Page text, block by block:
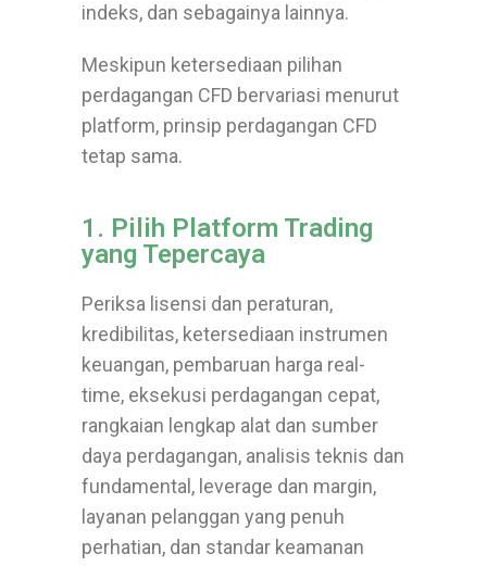
indeks, dan sebagainya lainnya.
Meskipun ketersediaan pilihan
perdagangan CFD bervariasi menurut
platform, prinsip perdagangan CFD
tetap sama.
1. Pilih Platform Trading
yang Tepercaya
Periksa lisensi dan peraturan,
kredibilitas, ketersediaan instrumen
keuangan, pembaruan harga real-
time, eksekusi perdagangan cepat,
rangkaian lengkap alat dan sumber
daya perdagangan, analisis teknis dan
fundamental, leverage dan margin,
layanan pelanggan yang penuh
perhatian, dan standar keamanan